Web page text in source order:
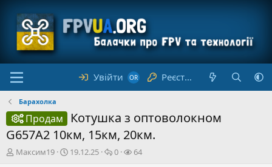
Увійти Реєстрація
Барахолка
Продам
Котушка з оптоволокном
G657A2 10км, 15км, 20км.
А
Максим19
Д
19.12.25
В
0
П
64